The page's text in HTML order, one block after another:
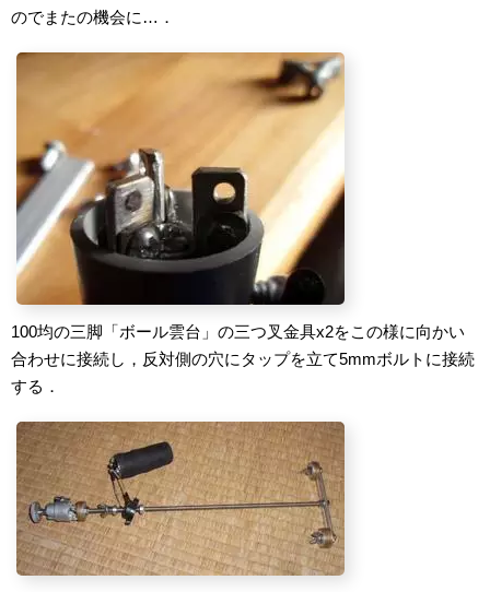
のでまたの機会に…．
100均の三脚「ボール雲台」の三つ叉金具x2をこの様に向かい
合わせに接続し，反対側の穴にタップを立て5mmボルトに接続
する．